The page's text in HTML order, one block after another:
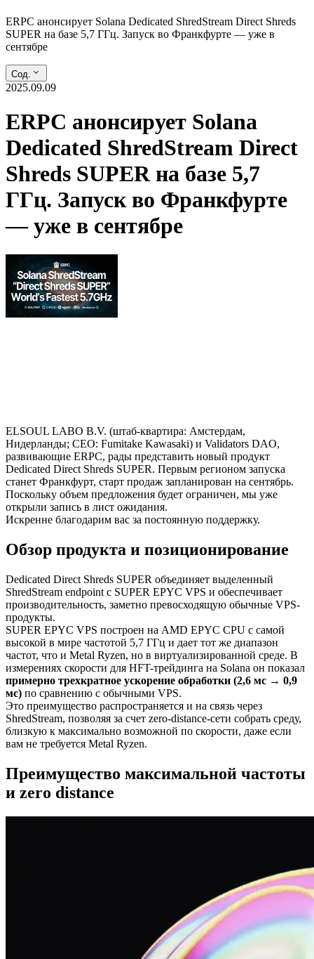
ERPC анонсирует Solana Dedicated ShredStream Direct Shreds
SUPER на базе 5,7 ГГц. Запуск во Франкфурте — уже в
сентябре
Сод.
2025.09.09
ERPC анонсирует Solana
Dedicated ShredStream Direct
Shreds SUPER на базе 5,7
ГГц. Запуск во Франкфурте
— уже в сентябре
ELSOUL LABO B.V. (штаб-квартира: Амстердам,
Нидерланды; CEO: Fumitake Kawasaki) и Validators DAO,
развивающие ERPC, рады представить новый продукт
Dedicated Direct Shreds SUPER. Первым регионом запуска
станет Франкфурт, старт продаж запланирован на сентябрь.
Поскольку объем предложения будет ограничен, мы уже
открыли запись в лист ожидания.
Искренне благодарим вас за постоянную поддержку.
Обзор продукта и позиционирование
Dedicated Direct Shreds SUPER объединяет выделенный
ShredStream endpoint с SUPER EPYC VPS и обеспечивает
производительность, заметно превосходящую обычные VPS-
продукты.
SUPER EPYC VPS построен на AMD EPYC CPU с самой
высокой в мире частотой 5,7 ГГц и дает тот же диапазон
частот, что и Metal Ryzen, но в виртуализированной среде. В
измерениях скорости для HFT-трейдинга на Solana он показал
примерно трехкратное ускорение обработки (2,6 мс → 0,9
мс) по сравнению с обычными VPS.
Это преимущество распространяется и на связь через
ShredStream, позволяя за счет zero-distance-сети собрать среду,
близкую к максимально возможной по скорости, даже если
вам не требуется Metal Ryzen.
Преимущество максимальной частоты
и zero distance